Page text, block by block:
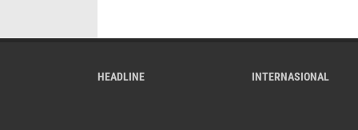
HEADLINE INTERNASIONAL